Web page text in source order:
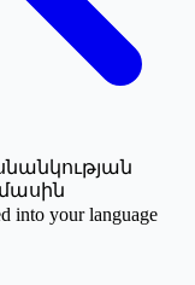
into your language